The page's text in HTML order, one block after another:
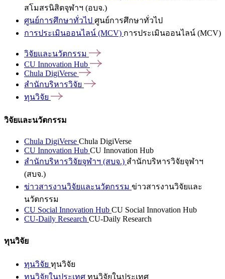
สโมสรนิสิตจุฬาฯ (อบจ.)
ศูนย์การศึกษาทั่วไป ศูนย์การศึกษาทั่วไป
การประเมินออนไลน์ (MCV) การประเมินออนไลน์ (MCV)
วิจัยและนวัตกรรม
CU Innovation Hub
Chula DigiVerse
สำนักบริหารวิจัย
ทุนวิจัย
วิจัยและนวัตกรรม
Chula DigiVerse Chula DigiVerse
CU Innovation Hub CU Innovation Hub
สำนักบริหารวิจัยจุฬาฯ (สบจ.) สำนักบริหารวิจัยจุฬาฯ
(สบจ.)
ข่าวสารงานวิจัยและนวัตกรรม ข่าวสารงานวิจัยและ
นวัตกรรม
CU Social Innovation Hub CU Social Innovation Hub
CU-Daily Research CU-Daily Research
ทุนวิจัย
ทุนวิจัย ทุนวิจัย
ทุนวิจัยในประเทศ ทุนวิจัยในประเทศ